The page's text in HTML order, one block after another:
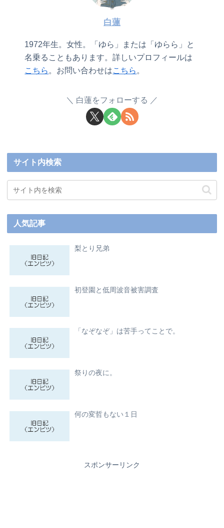
白蓮
1972年生。女性。「ゆら」または「ゆらら」と
名乗ることもあります。詳しいプロフィールは
こちら。お問い合わせはこちら。
白蓮をフォローする
サイト内検索
人気記事
梨とり兄弟
初登園と低周波音被害調査
「なぞなぞ」は苦手ってことで。
祭りの夜に。
何の変哲もない１日
スポンサーリンク